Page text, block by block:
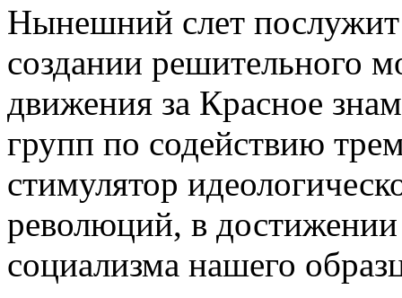
Нынешний слет
создании решительного
движения за Красное
групп по содействию
стимулятор
революций, в достижении
социализма нашего